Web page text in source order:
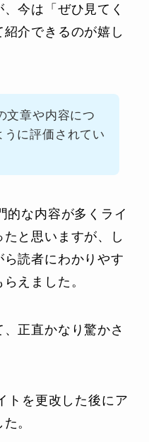
今は「ぜひ見てく
介できるのが嬉し
文章や内容につ
うに評価されてい
的な内容が多くライ
と思いますが、し
読者にわかりやす
えました。
正直かなり驚かさ
トを更改した後にア
。